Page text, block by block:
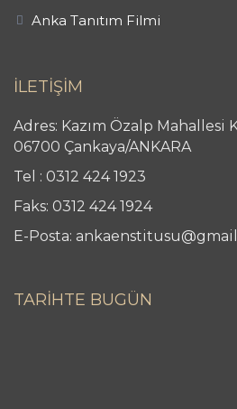
Anka Tanıtım Filmi
İLETİŞİM
Adres: Kazım Özalp Mahallesi
06700 Çankaya/ANKARA
Tel : 0312 424 1923
Faks: 0312 424 1924
E-Posta:
TARİHTE BUGÜN